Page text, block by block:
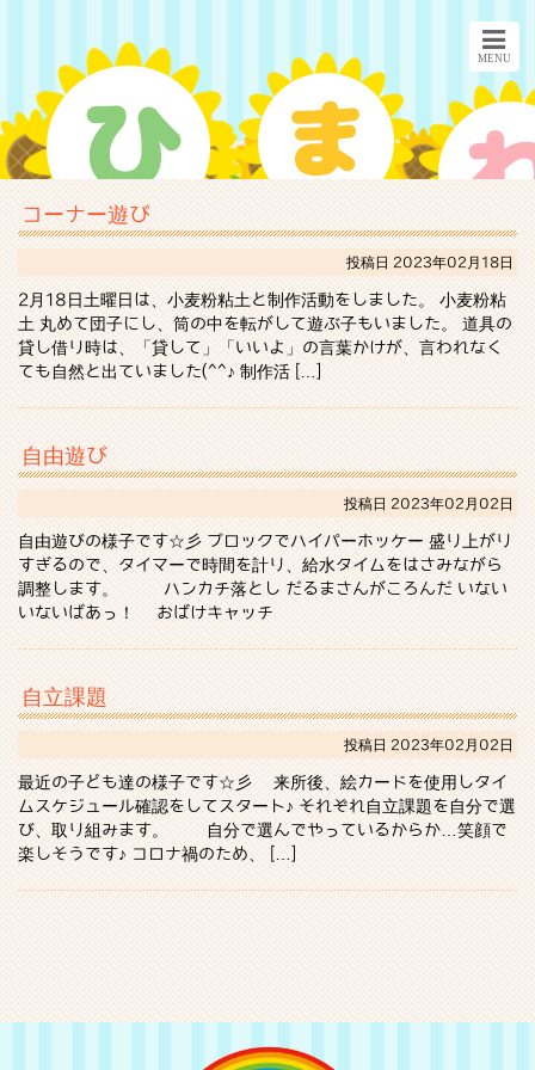
コーナー遊び
投稿日 2023年02月18日
2月18日土曜日は、小麦粉粘土と制作活動をしました。 小麦粉粘
土 丸めて団子にし、筒の中を転がして遊ぶ子もいました。 道具の
貸し借り時は、「貸して」「いいよ」の言葉かけが、言われなく
ても自然と出ていました(^^♪ 制作活 […]
自由遊び
投稿日 2023年02月02日
自由遊びの様子です☆彡 ブロックでハイパーホッケー 盛り上がり
すぎるので、タイマーで時間を計り、給水タイムをはさみながら
調整します。 ハンカチ落とし だるまさんがころんだ いない
いないばあっ！ おばけキャッチ
自立課題
投稿日 2023年02月02日
最近の子ども達の様子です☆彡 来所後、絵カードを使用しタイ
ムスケジュール確認をしてスタート♪ それぞれ自立課題を自分で選
び、取り組みます。 自分で選んでやっているからか…笑顔で
楽しそうです♪ コロナ禍のため、 […]